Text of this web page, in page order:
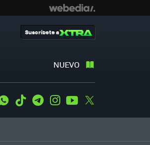
NUEVO
Suscríbete a
WhatsApp
Tiktok TelegramInstagramYoutube